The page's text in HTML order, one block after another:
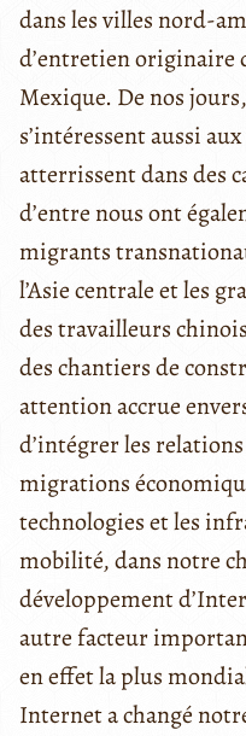
dans les villes nord-
d’entretien originaire
Mexique. De nos
s’intéressent aussi
atterrissent dans des
d’entre nous ont
migrants
l’Asie centrale et les
des travailleurs
des chantiers de
attention accrue
d’intégrer les
migrations
technologies et les
mobilité, dans notre
développement
autre facteur
en effet la plus
Internet a changé